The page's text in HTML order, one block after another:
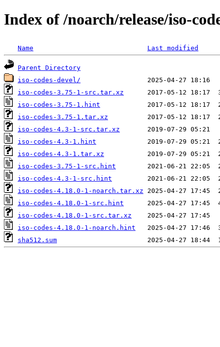
Index of /noarch/release/iso-
Name Last modified
Parent Directory
iso-codes-devel/
iso-codes-3.75-1-src.tar.xz
iso-codes-3.75-1.hint
iso-codes-3.75-1.tar.xz
iso-codes-4.3-1-src.tar.xz
iso-codes-4.3-1.hint
iso-codes-4.3-1.tar.xz
iso-codes-3.75-1-src.hint
iso-codes-4.3-1-src.hint
iso-codes-4.18.0-1-noarch.tar.xz
iso-codes-4.18.0-1-src.hint
iso-codes-4.18.0-1-src.tar.xz
iso-codes-4.18.0-1-noarch.hint
sha512.sum